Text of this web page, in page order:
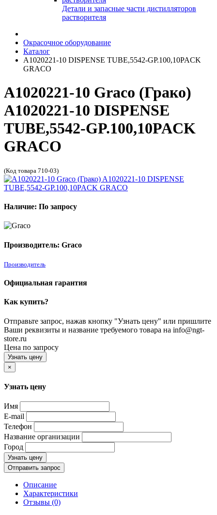
Детали и запасные части дистилляторов
растворителя
Окрасочное оборудование
Каталог
A1020221-10 DISPENSE TUBE,5542-GP.100,10PACK
GRACO
A1020221-10 Graco (Грако)
A1020221-10 DISPENSE
TUBE,5542-GP.100,10PACK
GRACO
(Код товара 710-03)
Наличие: По запросу
Производитель: Graco
Производитель
Официальная гарантия
Как купить?
Отправьте запрос, нажав кнопку "Узнать цену" или пришлите
Ваши реквизиты и название требуемого товара на info@ngt-
store.ru
Цена по запросу
Узнать цену
×
Узнать цену
Имя
E-mail
Телефон
Название организации
Город
Узнать цену
Отправить запрос
Описание
Характеристики
Отзывы (0)